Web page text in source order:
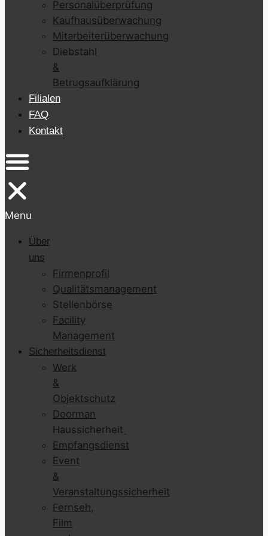
Personalüberprüfung
Kaufhausüberwachung
Mitarbeiterüberwachung
Diebstahl
&
Betrugsaufklärung
Filialen
FAQ
Kontakt
Menu
Über
uns
Firmenprofil
Qualitätsmanagement
Stellenbörse
Facility
Management
Sicherheitsdienst
Werk
&
Objektschutz
Doorman
Haussicherheit
Empfangsdienst
Event
&
Veranstaltungssicherheit
Fernseh,
Film